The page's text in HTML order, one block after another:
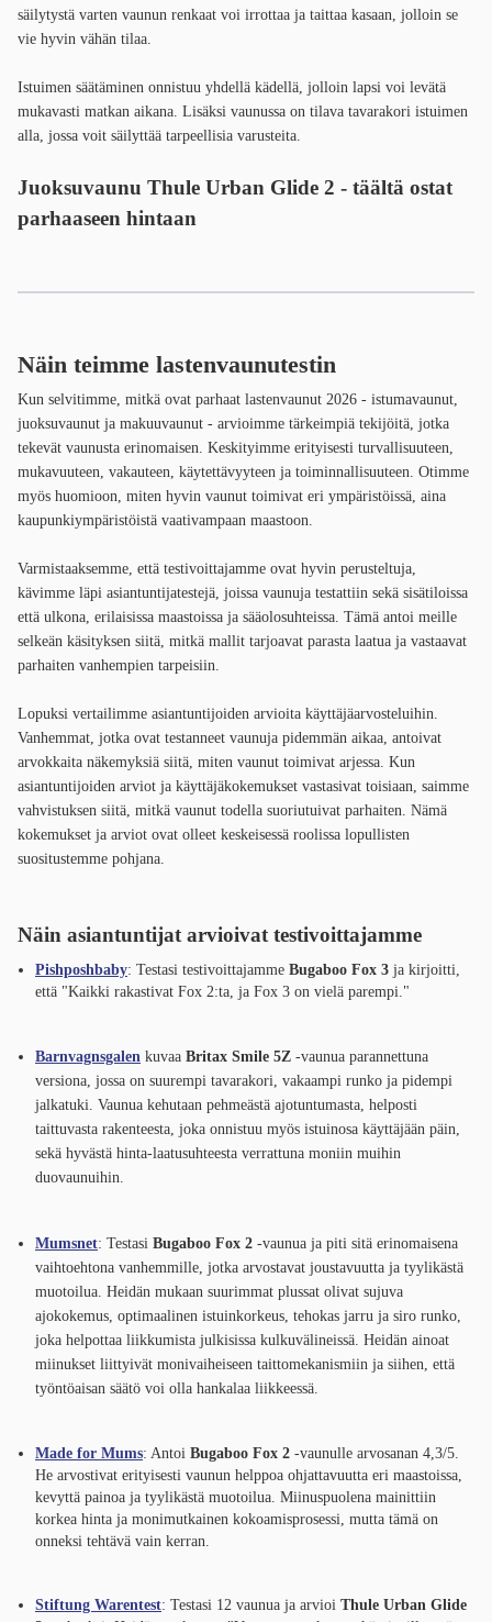
säilytystä varten vaunun renkaat voi irrottaa ja taittaa kasaan, jolloin se
vie hyvin vähän tilaa.
Istuimen säätäminen onnistuu yhdellä kädellä, jolloin lapsi voi levätä
mukavasti matkan aikana. Lisäksi vaunussa on tilava tavarakori istuimen
alla, jossa voit säilyttää tarpeellisia varusteita.
Juoksuvaunu Thule Urban Glide 2 - täältä ostat
parhaaseen hintaan
Näin teimme lastenvaunutestin
Kun selvitimme, mitkä ovat parhaat lastenvaunut 2026 - istumavaunut,
juoksuvaunut ja makuuvaunut - arvioimme tärkeimpiä tekijöitä, jotka
tekevät vaunusta erinomaisen. Keskityimme erityisesti turvallisuuteen,
mukavuuteen, vakauteen, käytettävyyteen ja toiminnallisuuteen. Otimme
myös huomioon, miten hyvin vaunut toimivat eri ympäristöissä, aina
kaupunkiympäristöistä vaativampaan maastoon.
Varmistaaksemme, että testivoittajamme ovat hyvin perusteltuja,
kävimme läpi asiantuntijatestejä, joissa vaunuja testattiin sekä sisätiloissa
että ulkona, erilaisissa maastoissa ja sääolosuhteissa. Tämä antoi meille
selkeän käsityksen siitä, mitkä mallit tarjoavat parasta laatua ja vastaavat
parhaiten vanhempien tarpeisiin.
Lopuksi vertailimme asiantuntijoiden arvioita käyttäjäarvosteluihin.
Vanhemmat, jotka ovat testanneet vaunuja pidemmän aikaa, antoivat
arvokkaita näkemyksiä siitä, miten vaunut toimivat arjessa. Kun
asiantuntijoiden arviot ja käyttäjäkokemukset vastasivat toisiaan, saimme
vahvistuksen siitä, mitkä vaunut todella suoriutuivat parhaiten. Nämä
kokemukset ja arviot ovat olleet keskeisessä roolissa lopullisten
suositustemme pohjana.
Näin asiantuntijat arvioivat testivoittajamme
Pishposhbaby: Testasi testivoittajamme Bugaboo Fox 3 ja kirjoitti,
että "Kaikki rakastivat Fox 2:ta, ja Fox 3 on vielä parempi."
Barnvagnsgalen kuvaa Britax Smile 5Z -vaunua parannettuna
versiona, jossa on suurempi tavarakori, vakaampi runko ja pidempi
jalkatuki. Vaunua kehutaan pehmeästä ajotuntumasta, helposti
taittuvasta rakenteesta, joka onnistuu myös istuinosa käyttäjään päin,
sekä hyvästä hinta-laatusuhteesta verrattuna moniin muihin
duovaunuihin.
Mumsnet: Testasi Bugaboo Fox 2 -vaunua ja piti sitä erinomaisena
vaihtoehtona vanhemmille, jotka arvostavat joustavuutta ja tyylikästä
muotoilua. Heidän mukaan suurimmat plussat olivat sujuva
ajokokemus, optimaalinen istuinkorkeus, tehokas jarru ja siro runko,
joka helpottaa liikkumista julkisissa kulkuvälineissä. Heidän ainoat
miinukset liittyivät monivaiheiseen taittomekanismiin ja siihen, että
työntöaisan säätö voi olla hankalaa liikkeessä.
Made for Mums: Antoi Bugaboo Fox 2 -vaunulle arvosanan 4,3/5.
He arvostivat erityisesti vaunun helppoa ohjattavuutta eri maastoissa,
kevyttä painoa ja tyylikästä muotoilua. Miinuspuolena mainittiin
korkea hinta ja monimutkainen kokoamisprosessi, mutta tämä on
onneksi tehtävä vain kerran.
Stiftung Warentest: Testasi 12 vaunua ja arvioi Thule Urban Glide